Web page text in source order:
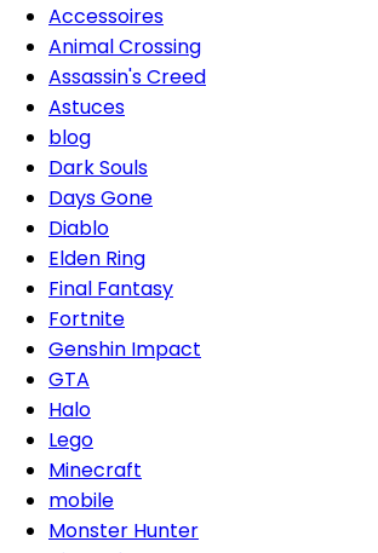
Accessoires
Animal Crossing
Assassin's Creed
Astuces
blog
Dark Souls
Days Gone
Diablo
Elden Ring
Final Fantasy
Fortnite
Genshin Impact
GTA
Halo
Lego
Minecraft
mobile
Monster Hunter